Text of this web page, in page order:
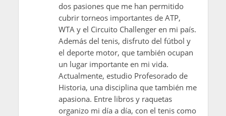
dos pasiones que me han permitido
cubrir torneos importantes de ATP,
WTA y el Circuito Challenger en mi país.
Además del tenis, disfruto del fútbol y
el deporte motor, que también ocupan
un lugar importante en mi vida.
Actualmente, estudio Profesorado de
Historia, una disciplina que también me
apasiona. Entre libros y raquetas
organizo mi día a día, con el tenis como